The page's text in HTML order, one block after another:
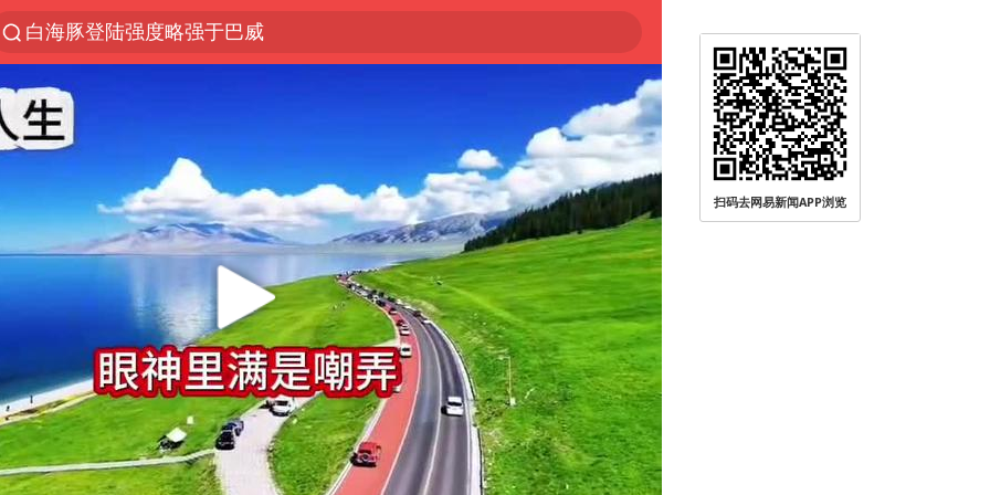
白海豚登陆强度略强于巴威
《披荆斩棘2026》阵容官宣
浙江省委书记：该停下的坚决停下来
杭州机场已取消航班388架次
中国籍豪华游艇富商之子在泰国被杀
白海豚北上或致京津冀暴雨
广西公开征集涉黑涉恶犯罪线索
10余省份将出现强风雨 局地特大暴雨
新疆一婚礼线上邀请引热议
世界第1特鲁姆普斯诺克中国赛一轮游
扫码去网易新闻APP浏览